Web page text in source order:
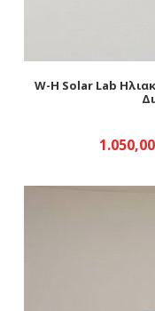
W-H Solar Lab